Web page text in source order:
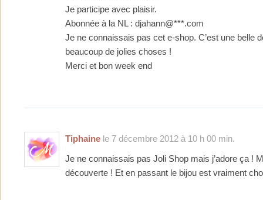
Je participe avec plaisir.
Abonnée à la NL : djahann@***.com
Je ne connaissais pas cet e-shop. C’est une belle
beaucoup de jolies choses !
Merci et bon week end
Tiphaine le 7 décembre 2012 à 10 h 00 min.
Je ne connaissais pas Joli Shop mais j’adore ça !
découverte ! Et en passant le bijou est vraiment